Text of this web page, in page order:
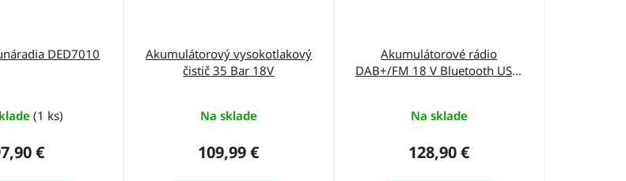
DED7010
(1 ks)
€
Akumulátorový vysokotlakový
čistič 35 Bar 18V
Na sklade
109,99 €
Akumulátorové rádio
DAB+/FM 18 V Bluetooth USB,
Na sklade
128,90 €